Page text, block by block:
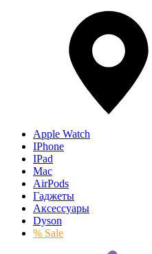
Apple Watch
IPhone
IPad
Mac
AirPods
Гаджеты
Аксессуары
Dyson
% Sale